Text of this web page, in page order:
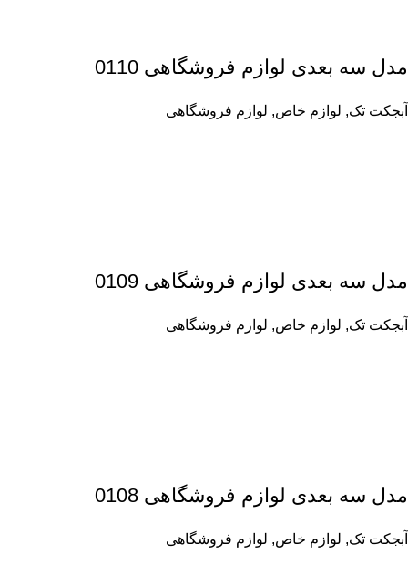
مدل سه بعدی لوازم فروشگاهی 0110
آبجکت تک, لوازم خاص, لوازم فروشگاهی
مدل سه بعدی لوازم فروشگاهی 0109
آبجکت تک, لوازم خاص, لوازم فروشگاهی
مدل سه بعدی لوازم فروشگاهی 0108
آبجکت تک, لوازم خاص, لوازم فروشگاهی